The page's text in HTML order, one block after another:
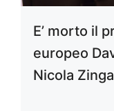
E’ morto il
europeo
Nicola